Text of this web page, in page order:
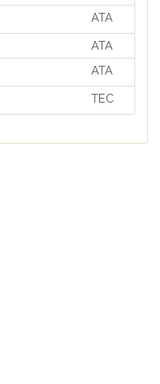
ATA
ATA
ATA
TEC